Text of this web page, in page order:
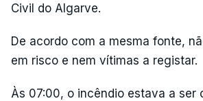
Civil do Algarve.
De acordo com a mesma fonte,
em risco e nem vítimas a registar.
Às 07:00, o incêndio estava a ser